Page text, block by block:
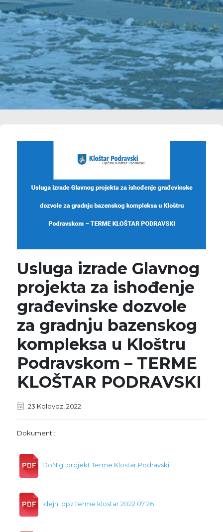
Usluga izrade Glavnog
projekta za ishođenje
građevinske dozvole
za gradnju bazenskog
kompleksa u Kloštru
Podravskom – TERME
KLOŠTAR PODRAVSKI
23 Kolovoz, 2022
Dokumenti:
DoN gl projekt Terme Klostar Podravski
Idejni opz terme klostar 2022 07 26